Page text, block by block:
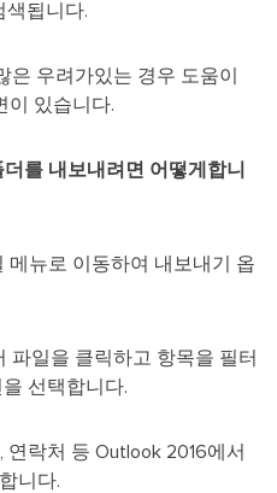
색됩니다.
은 우려가있는 경우 도움이
이 있습니다.
더를 내보내려면 어떻게합니
메뉴로 이동하여 내보내기 옵
파일을 클릭하고 항목을 필터
선택합니다.
연락처 등 Outlook 2016에서
니다.